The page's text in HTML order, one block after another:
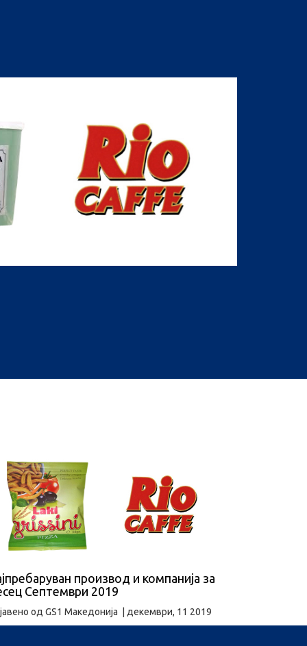
производ и компанија за
Септември 2019
од GS1 Македонија декември, 11 2019